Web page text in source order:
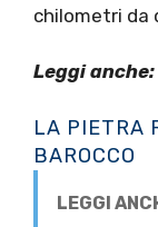
chilometri da
Leggi anche:
LA PIETRA
BAROCCO
LEGGI